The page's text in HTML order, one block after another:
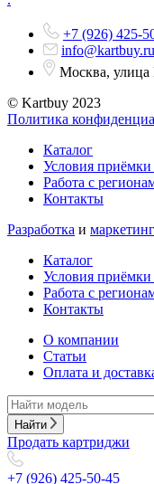
+7 (926) 425-
info@kartbuy.ru
Москва, улица
© Kartbuy 2023
Политика
Каталог
Условия
Работа с
Контакты
Разработка и маркетинг
Каталог
Условия
Работа с
Контакты
О компании
Статьи
Оплата и
Найти
Продать картриджи
+7 (926) 425-50-45